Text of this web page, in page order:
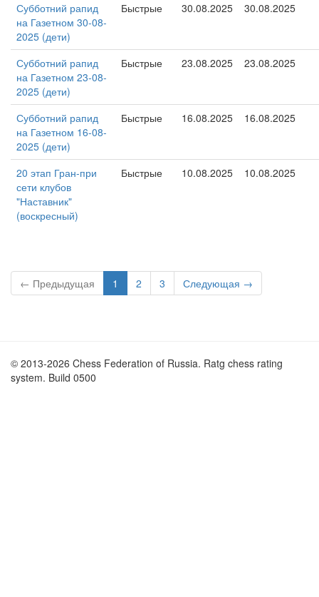
Субботний рапид
на Газетном 30-08-
2025 (дети)
Быстрые 30.08.2025 30.08.2025
Субботний рапид
на Газетном 23-08-
2025 (дети)
Быстрые 23.08.2025 23.08.2025
Субботний рапид
на Газетном 16-08-
2025 (дети)
Быстрые 16.08.2025 16.08.2025
20 этап Гран-при
сети клубов
"Наставник"
(воскресный)
Быстрые 10.08.2025 10.08.2025
← Предыдущая 1 2 3 Следующая →
© 2013-2026 Chess Federation of Russia. Ratg chess rating
system. Build 0500